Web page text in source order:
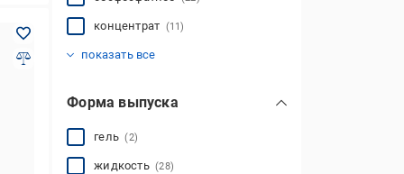
концентрат (11)
показать все
Форма выпуска
гель(2)
жидкость(28)